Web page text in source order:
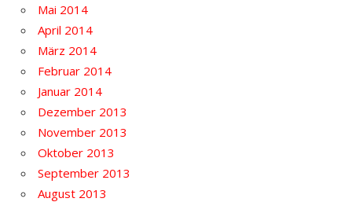
Mai 2014
April 2014
März 2014
Februar 2014
Januar 2014
Dezember 2013
November 2013
Oktober 2013
September 2013
August 2013